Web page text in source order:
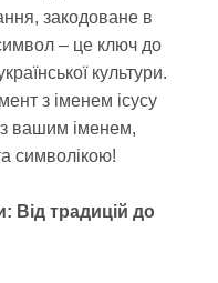
закодоване в
– це ключ до
культури.
з іменем ісусу
з вашим іменем,
символікою!
Від традицій до